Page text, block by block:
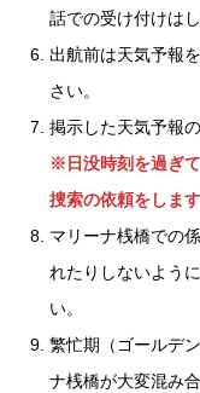
話での受け付けは
出航前は天気予報
さい。
掲示した天気予報
※日没時刻を過ぎ
捜索の依頼をします
マリーナ桟橋での
れたりしないよう
い。
繁忙期（ゴールデ
ナ桟橋が大変混み